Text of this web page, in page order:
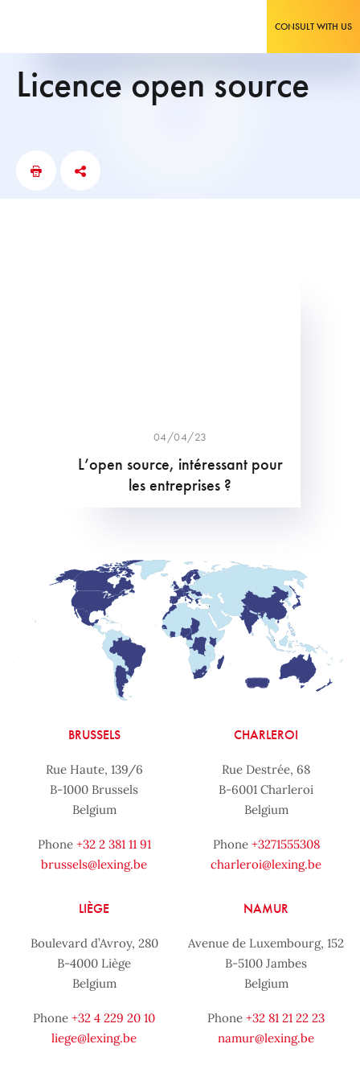
CONSULT WITH US
licence open source
04/04/23
L’open source, intéressant pour
les entreprises ?
BRUSSELS
Rue Haute, 139/6
B-1000 Brussels
Belgium
Phone +32 2 381 11 91
brussels@lexing.be
CHARLEROI
Rue Destrée, 68
B-6001 Charleroi
Belgium
Phone +3271555308
charleroi@lexing.be
LIÈGE
Boulevard d’Avroy, 280
B-4000 Liège
Belgium
Phone +32 4 229 20 10
liege@lexing.be
NAMUR
Avenue de Luxembourg, 152
B-5100 Jambes
Belgium
Phone +32 81 21 22 23
namur@lexing.be